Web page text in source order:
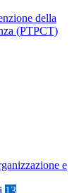
della
(PTPCT)
e